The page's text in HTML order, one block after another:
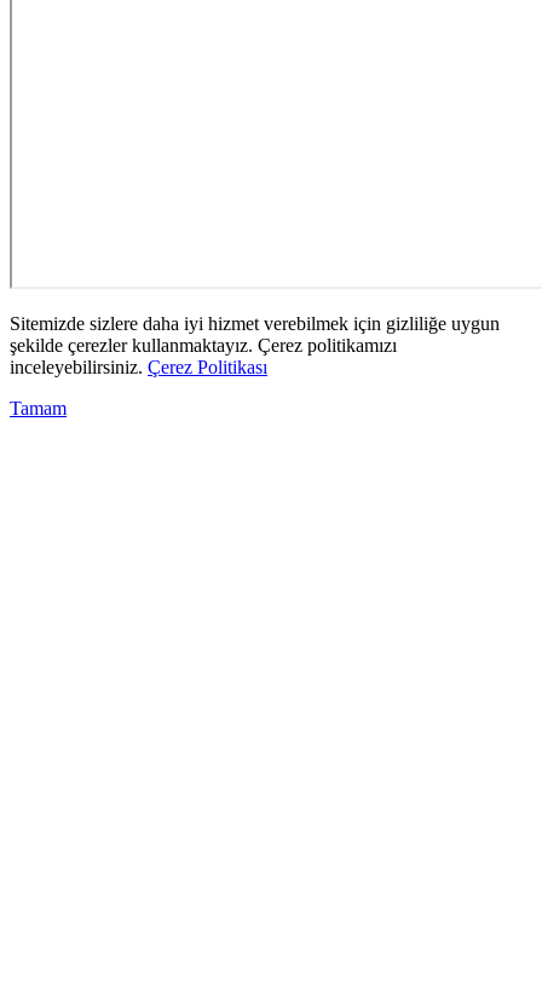
Sitemizde sizlere daha iyi hizmet verebilmek için gizliliğe uygun
şekilde çerezler kullanmaktayız. Çerez politikamızı
inceleyebilirsiniz. Çerez Politikası
Tamam